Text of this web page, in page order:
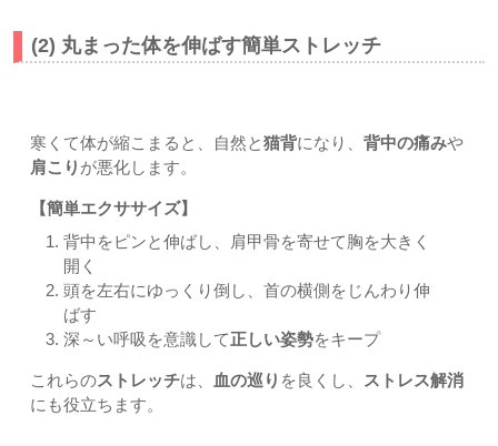
(2) 丸まった体を伸ばす簡単ストレッチ
寒くて体が縮こまると、自然と猫背になり、 背中の痛みや
肩こり が悪化します。
【簡単エクササイズ】
背中をピンと伸ばし、肩甲骨を寄せて胸を大きく
開く
頭を左右にゆっくり倒し、首の横側をじんわり伸
ばす
深～い呼吸を意識して正しい姿勢をキープ
これらのストレッチは、 血の巡り を良くし、
ストレス解消
にも役立ちます。